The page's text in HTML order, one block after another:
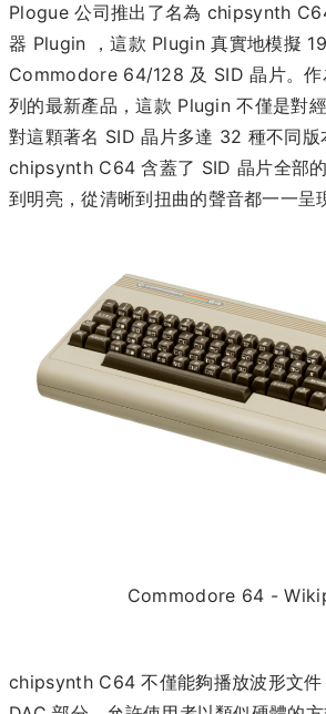
Plogue 公司推出了名為 chipsynth
器 Plugin ，這款 Plugin 真實地模擬
Commodore 64/128 及 SID 晶片。
列的最新產品，這款 Plugin 不僅是對
對這顆著名 SID 晶片多達 32 種不同版
chipsynth C64 含蓋了 SID 晶片全部
到明亮，從清晰到扭曲的聲音都一一呈
Commodore 64 -
chipsynth C64 不僅能夠播放波形文件